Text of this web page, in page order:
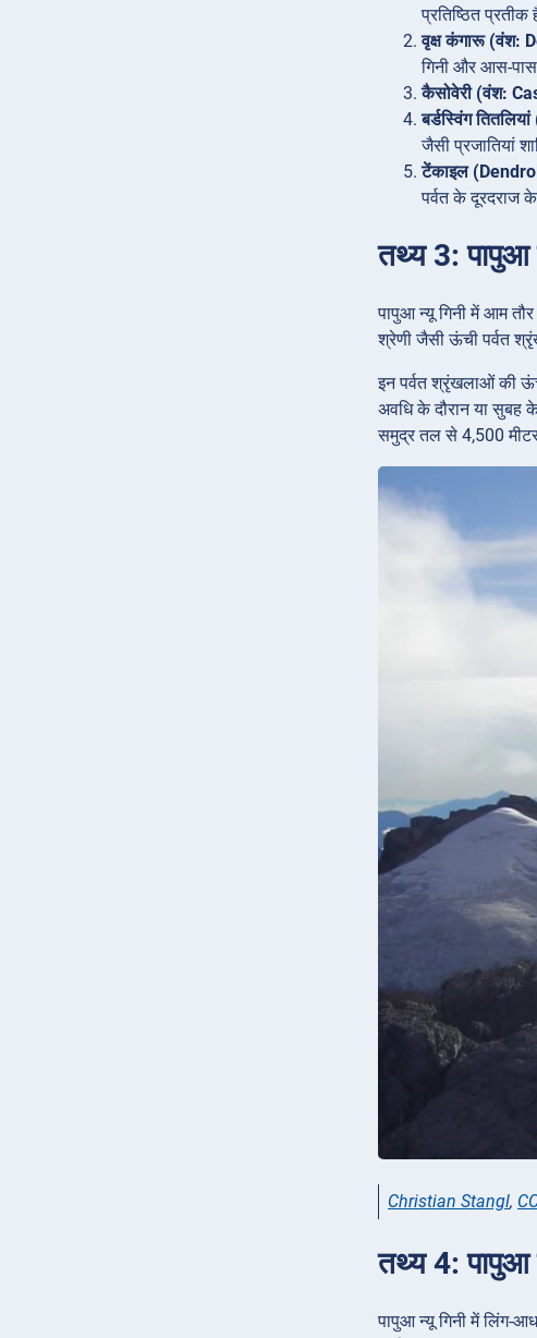
प्रतिष्ठित प्रतीक
वृक्ष कंगारू (वंश:
गिनी और आस-पास
कैसोवेरी (वंश:
बर्डस्विंग
जैसी प्रजातियां
टेंकाइल
पर्वत के दूरदराज
तथ्य 3: पापुआ
पापुआ न्यू गिनी में आम
श्रेणी जैसी ऊंची पर्वत
इन पर्वत श्रृंखलाओं की
अवधि के दौरान या सुबह
समुद्र तल से 4,500
Christian Stangl,
तथ्य 4: पापुआ
पापुआ न्यू गिनी में लिंग-